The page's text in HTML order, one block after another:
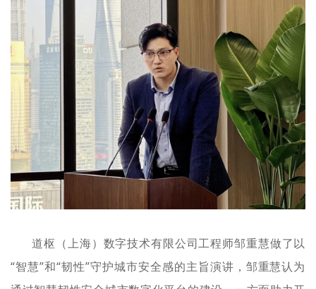
道枢（上海）数字技术有限公司工程师邹重慧做了以
“智慧”和“韧性”守护城市安全感的主旨演讲，邹重慧认为